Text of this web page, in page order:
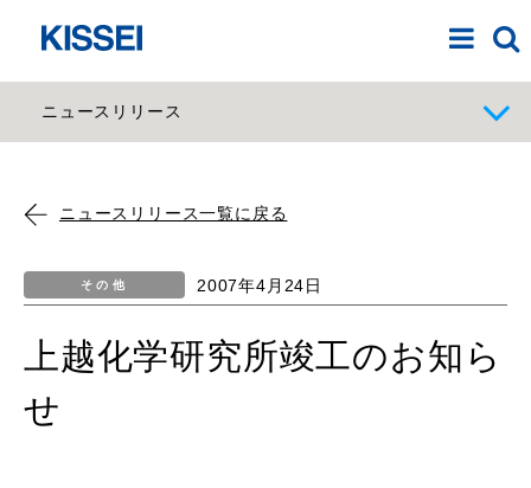
ニュースリリース
ニュースリリース一覧に戻る
その他 2007年4月24日
上越化学研究所竣工のお知ら
せ